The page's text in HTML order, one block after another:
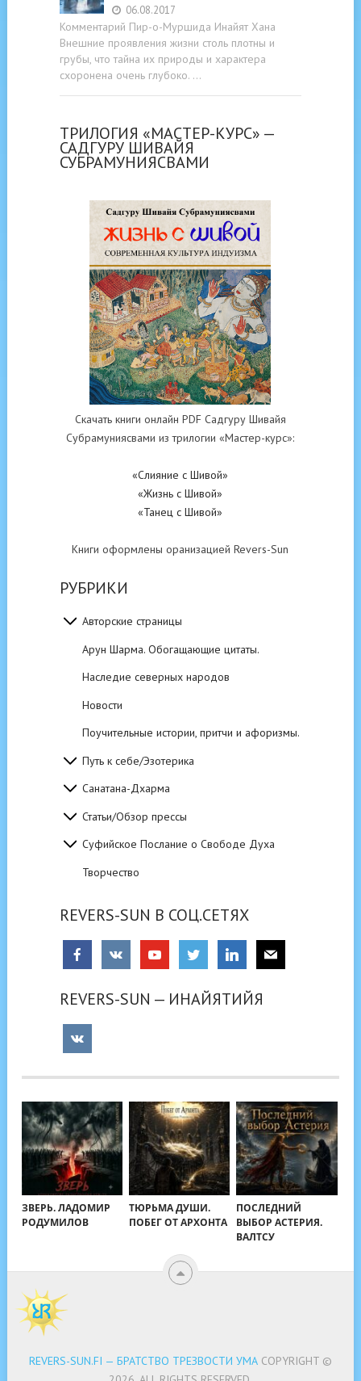
06.08.2017
Комментарий Пир-о-Муршида Инайят Хана
Внешние проявления жизни столь плотны и
грубы, что тайна их природы и характера
схоронена очень глубоко. …
ТРИЛОГИЯ «МАСТЕР-КУРС» —
САДГУРУ ШИВАЙЯ
СУБРАМУНИЯСВАМИ
Скачать книги онлайн PDF Садгуру Шивайя
Субрамуниясвами из трилогии «Мастер-курс»:
«Слияние с Шивой»
«Жизнь с Шивой»
«Танец с Шивой»
Книги оформлены оранизацией Revers-Sun
РУБРИКИ
Авторские страницы
Арун Шарма. Обогащающие цитаты.
Наследие северных народов
Новости
Поучительные истории, притчи и афоризмы.
Путь к себе/Эзотерика
Санатана-Дхарма
Статьи/Обзор прессы
Суфийское Послание о Свободе Духа
Творчество
REVERS-SUN В СОЦ.СЕТЯХ
REVERS-SUN — ИНАЙЯТИЙЯ
ЗВЕРЬ. ЛАДОМИР
РОДУМИЛОВ
ТЮРЬМА ДУШИ.
ПОБЕГ ОТ АРХОНТА
ПОСЛЕДНИЙ
ВЫБОР АСТЕРИЯ.
ВАЛТСУ
REVERS-SUN.FI — БРАТСТВО ТРЕЗВОСТИ УМАCOPYRIGHT ©